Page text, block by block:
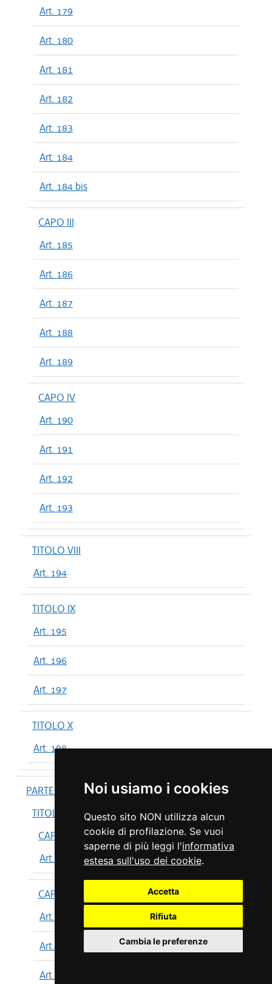
Noi usiamo i cookies
Questo sito NON utilizza alcun
cookie di profilazione. Se vuoi
saperne di più leggi l'informativa
estesa sull'uso dei cookie.
Accetta
Rifiuta
Cambia le preferenze
Art. 179
Art. 180
Art. 181
Art. 182
Art. 183
Art. 184
Art. 184 bis
CAPO III
Art. 185
Art. 186
Art. 187
Art. 188
Art. 189
CAPO IV
Art. 190
Art. 191
Art. 192
Art. 193
TITOLO VIII
Art. 194
TITOLO IX
Art. 195
Art. 196
Art. 197
TITOLO X
Art. 198
PARTE IV
TITOLO I
CAPO I
Art. 199
CAPO II
Art. 200
Art. 201
Art. 202